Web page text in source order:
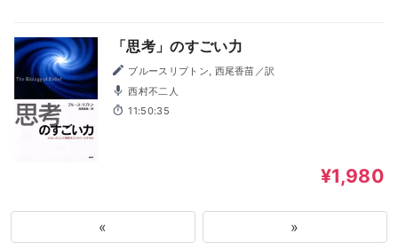
「思考」のすごい力
ブルースリプトン, 西尾香苗／訳
西村不二人
11:50:35
¥1,980
« »